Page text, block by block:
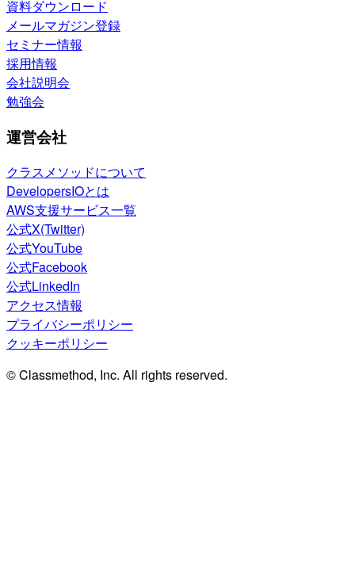
資料ダウンロード
メールマガジン登録
セミナー情報
採用情報
会社説明会
勉強会
運営会社
クラスメソッドについて
DevelopersIOとは
AWS支援サービス一覧
公式X(Twitter)
公式YouTube
公式Facebook
公式LinkedIn
アクセス情報
プライバシーポリシー
クッキーポリシー
© Classmethod, Inc. All rights reserved.